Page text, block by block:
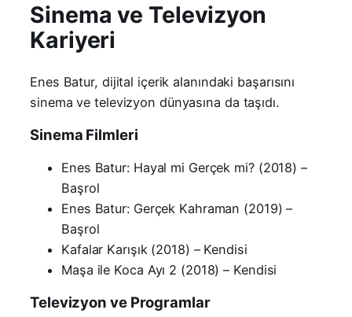
Sinema ve Televizyon
Kariyeri
Enes Batur, dijital içerik alanındaki başarısını
sinema ve televizyon dünyasına da taşıdı.
Sinema Filmleri
Enes Batur: Hayal mi Gerçek mi? (2018) –
Başrol
Enes Batur: Gerçek Kahraman (2019) –
Başrol
Kafalar Karışık (2018) – Kendisi
Maşa ile Koca Ayı 2 (2018) – Kendisi
Televizyon ve Programlar